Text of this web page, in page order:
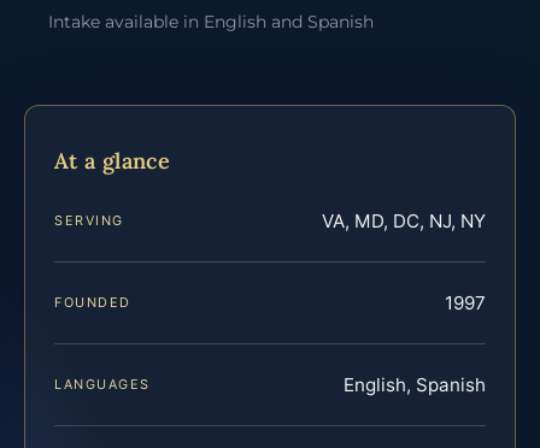
Intake available in English and Spanish
At a glance
SERVING VA, MD, DC, NJ, NY
FOUNDED 1997
LANGUAGES English, Spanish